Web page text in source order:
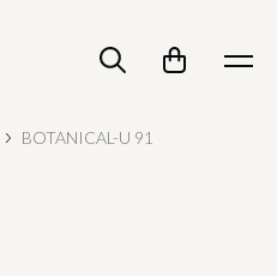
BOTANICAL-U 91